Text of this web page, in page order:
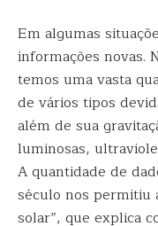
Em algumas
informações novas.
temos uma vasta
de vários tipos
além de sua
luminosas,
A quantidade de
século nos permitiu
solar”, que explica